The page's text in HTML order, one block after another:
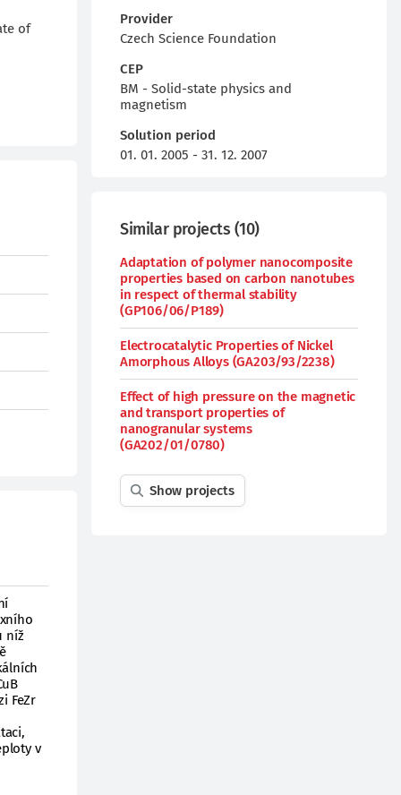
of
níž
FeZr
v
Provider
Czech Science Foundation
CEP
BM - Solid-state physics and
magnetism
Solution period
01. 01. 2005 - 31. 12. 2007
Similar projects (10)
Adaptation of polymer nanocomposite
properties based on carbon nanotubes
in respect of thermal stability
(GP106/06/P189)
Electrocatalytic Properties of Nickel
Amorphous Alloys (GA203/93/2238)
Effect of high pressure on the magnetic
and transport properties of
nanogranular systems
(GA202/01/0780)
Show projects